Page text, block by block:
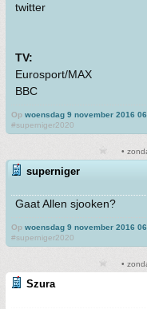
twitter
TV:
Eurosport/MAX
BBC
Op woensdag 9 november 2016
#superniger2020
•
superniger
Gaat Allen sjooken?
Op woensdag 9 november 2016
#superniger2020
•
Szura